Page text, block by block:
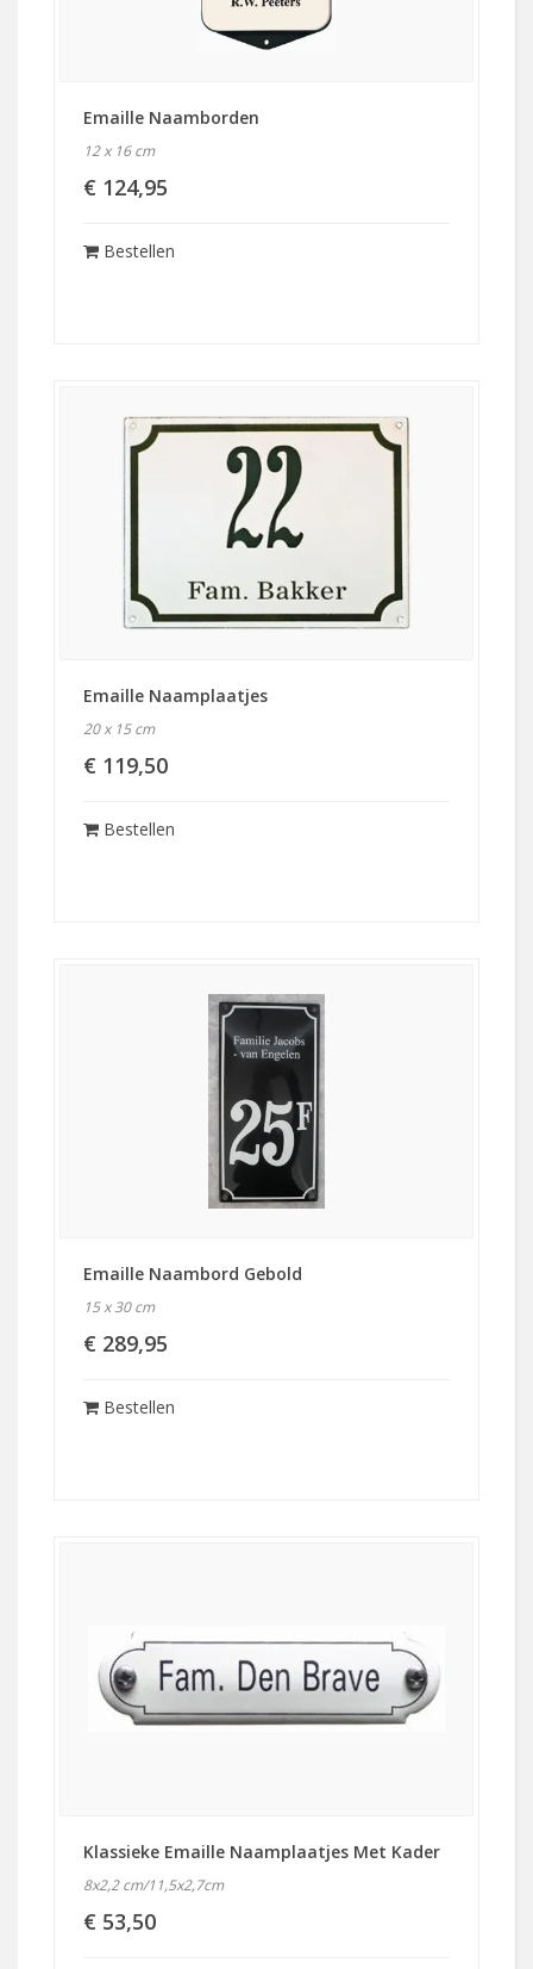
Emaille Naamborden
12 x 16 cm
€ 124,95
Bestellen
Emaille Naamplaatjes
20 x 15 cm
€ 119,50
Bestellen
Emaille Naambord Gebold
15 x 30 cm
€ 289,95
Bestellen
Klassieke Emaille Naamplaatjes Met Kader
8x2,2 cm/11,5x2,7cm
€ 53,50